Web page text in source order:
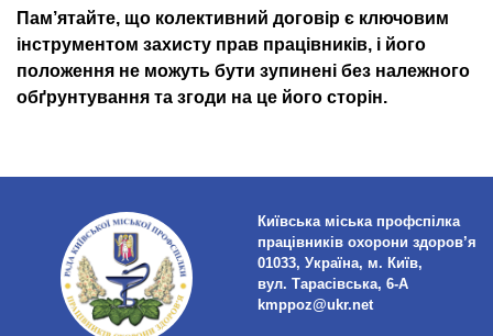
Пам’ятайте, що колективний договір є ключовим
інструментом захисту прав працівників, і його
положення не можуть бути зупинені без належного
обґрунтування та згоди на це його сторін.
Київська міська профспілка
працівників охорони здоров’я
01033, Україна, м. Київ,
вул. Тарасівська, 6-А
kmppoz@ukr.net